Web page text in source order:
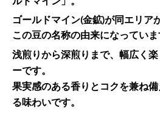
ゴールドマイン(金鉱)が同エリア
この豆の名称の由来になっていま
浅煎りから深煎りまで、幅広く
ーです。
果実感のある香りとコクを兼ね
る味わいです。